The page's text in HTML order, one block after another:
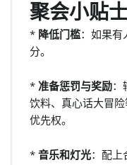
聚会小贴
* 降低门槛：如果
分。
* 准备惩罚与奖励：
饮料、真心话大冒
优先权。
* 音乐和灯光：配上